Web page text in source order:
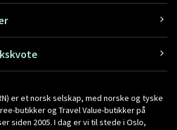
er et norsk selskap, med norske og tyske
butikker og Travel Value-butikker på
siden 2005. I dag er vi til stede i Oslo,